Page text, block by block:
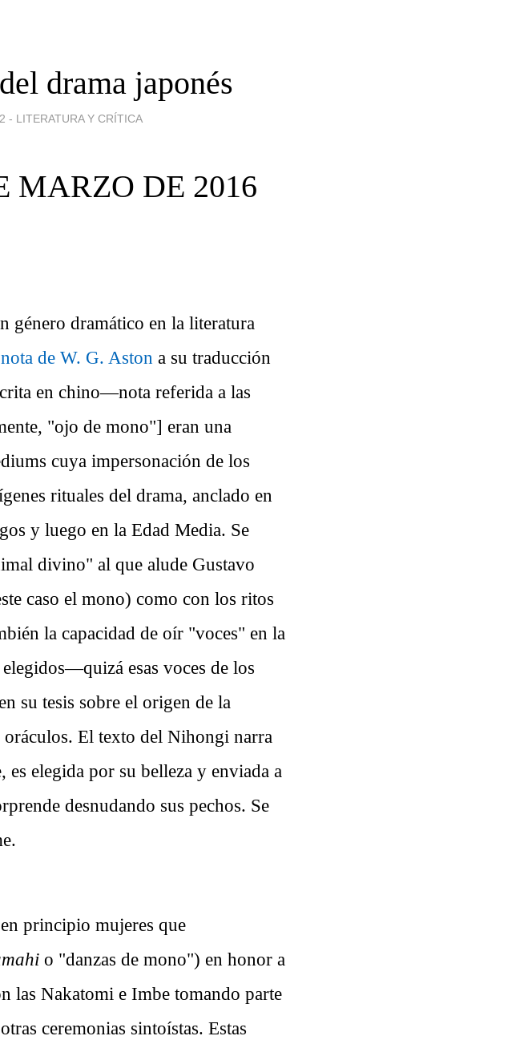
drama japonés
- LITERATURA Y CRÍTICA
MARZO DE 2016
género dramático en la literatura
de W. G. Aston a su traducción
en chino—nota referida a las
"ojo de mono"] eran una
cuya impersonación de los
rituales del drama, anclado en
y luego en la Edad Media. Se
divino" al que alude Gustavo
caso el mono) como con los ritos
la capacidad de oír "voces" en la
esas voces de los
su tesis sobre el origen de la
El texto del Nihongi narra
elegida por su belleza y enviada a
desnudando sus pechos. Se
principio mujeres que
o "danzas de mono") en honor a
las Nakatomi e Imbe tomando parte
ceremonias sintoístas. Estas